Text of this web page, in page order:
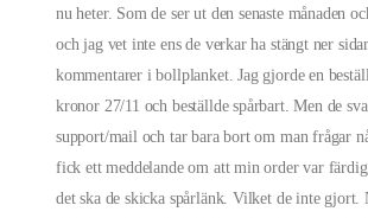
nu heter. Som de ser ut den senaste månaden
och jag vet inte ens de verkar ha stängt ner
kommentarer i bollplanket. Jag gjorde en
kronor 27/11 och beställde spårbart. Men de
support/mail och tar bara bort om man frågar
fick ett meddelande om att min order var
det ska de skicka spårlänk. Vilket de inte gjort.